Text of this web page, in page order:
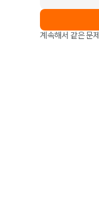
계속해서 같은 문